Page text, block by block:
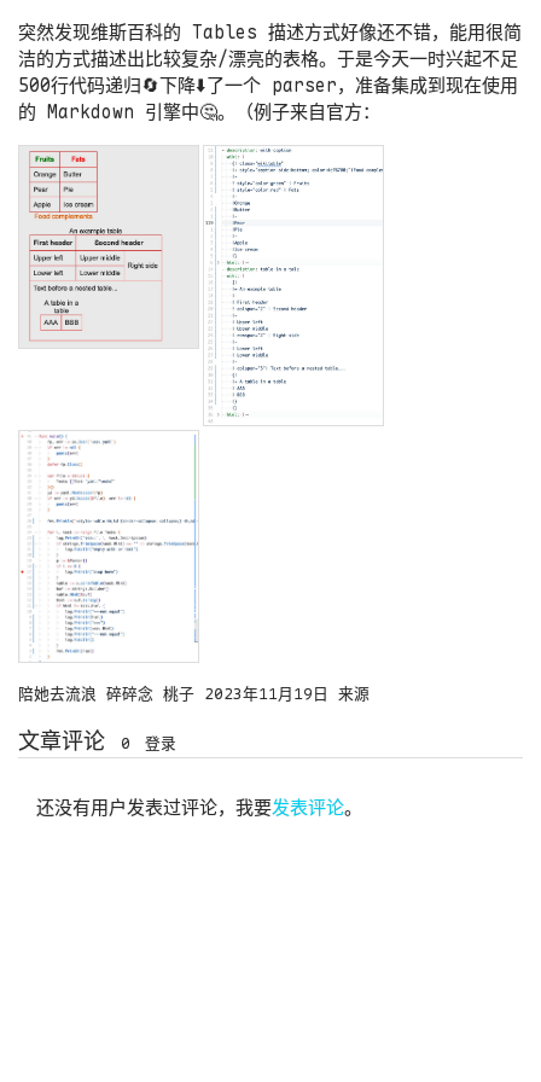
突然发现维斯百科的 Tables 描述方式好像还不错，能用很简
洁的方式描述出比较复杂/漂亮的表格。于是今天一时兴起不足
500行代码递归🔄下降⬇️了一个 parser，准备集成到现在使用
的 Markdown 引擎中🤔。（例子来自官方：
陪她去流浪 碎碎念 桃子 2023年11月19日 来源
文章评论 0 登录
还没有用户发表过评论，我要发表评论。